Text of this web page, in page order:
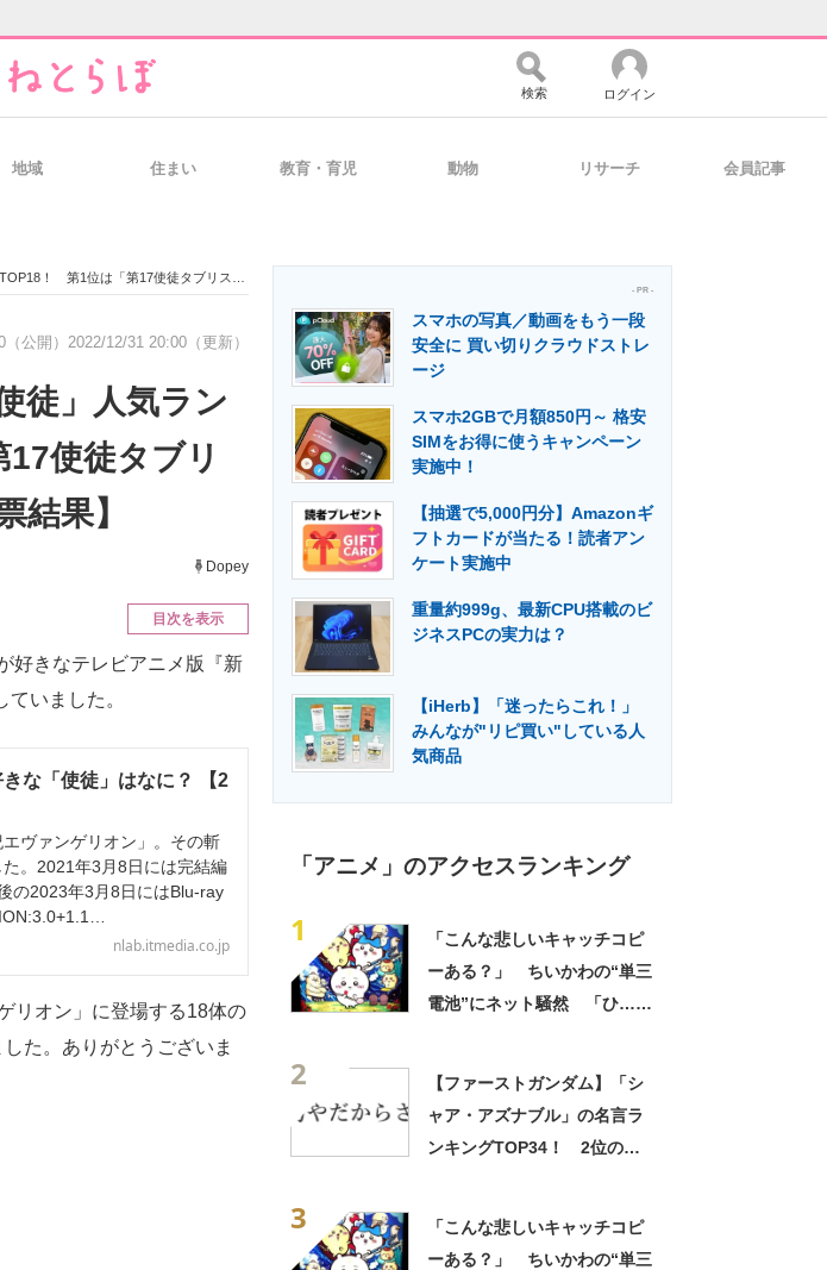
経営リーダーのコミュニティ マーケ×ITの今がよく分かる
技術・比較・事例 製造業のIT導入・活用を支援
エネルギーの専門メディア 建設×テクノロジーの最前線
検索 ログイン
地域 住まい 教育・育児 動物 リサーチ 会員記事
17使徒タブリス」に決定！【2022年最新投票結果】
公開） 2022/12/31 20:00（更新）
徒」人気ラン
使徒タブリ
結果】
Dopey
目次を表示
好きなテレビアニメ版『新
いました。
な「使徒」はなに？ 【2
ヴァンゲリオン」。その斬
。2021年3月8日には完結編
の2023年3月8日にはBlu-ray
nlab.itmedia.co.jp
リオン」に登場する18体の
た。ありがとうございま
- PR -
スマホの写真／動画をもう一段
安全に 買い切りクラウドストレ
ージ
スマホ2GBで月額850円～ 格安
SIMをお得に使うキャンペーン
実施中！
【抽選で5,000円分】Amazonギ
フトカードが当たる！読者アン
ケート実施中
重量約999g、最新CPU搭載のビ
ジネスPCの実力は？
【iHerb】「迷ったらこれ！」
みんなが"リピ買い"している人
気商品
「アニメ」のアクセスランキング
1
「こんな悲しいキャッチコピ
ーある？」 ちいかわの“単三
電池”にネット騒然 「ひ…人
2
【ファーストガンダム】「シ
ャア・アズナブル」の名言ラ
ンキングTOP34！ 2位の
3
「こんな悲しいキャッチコピ
ーある？」 ちいかわの“単三